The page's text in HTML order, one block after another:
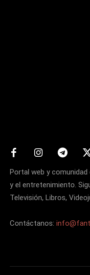
Portal web y
y el entretenimiento.
Televisión, Libros,
Contáctanos: